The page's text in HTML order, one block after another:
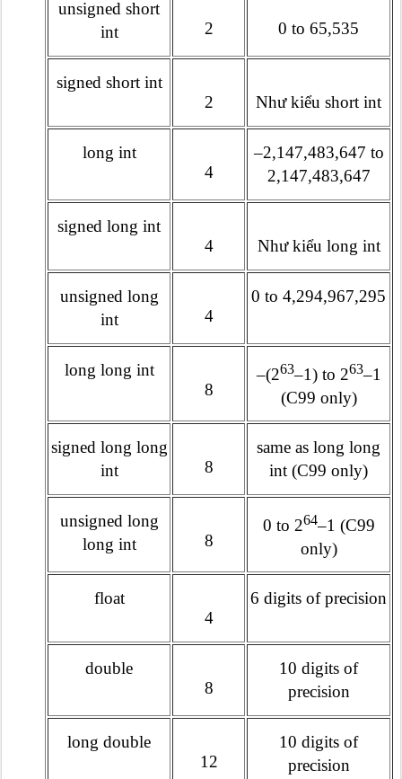
unsigned short
int
2 0 to 65,535
signed short int
2
Như kiểu short int
long int
4
–2,147,483,647 to
2,147,483,647
signed long int
4
Như kiểu long int
unsigned long
int
4
0 to 4,294,967,295
long long int
8
–(263–1) to 263–1
(C99 only)
signed long long
int
8
same as long long
int (C99 only)
unsigned long
long int
8
0 to 264–1 (C99
only)
float
4
6 digits of precision
double
8
10 digits of
precision
long double
12
10 digits of
precision